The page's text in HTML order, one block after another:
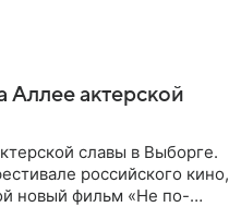
Аллее актерской
славы в Выборге.
российского кино,
новый фильм «Не по-